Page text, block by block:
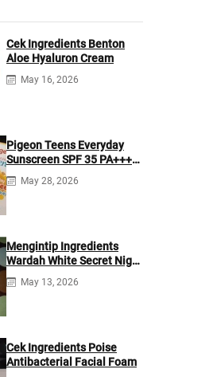
Cek Ingredients Benton
Aloe Hyaluron Cream
May 16, 2026
Pigeon Teens Everyday
Sunscreen SPF 35 PA+++
Ingredients
May 28, 2026
Mengintip Ingredients
Wardah White Secret Night
Cream
May 13, 2026
Cek Ingredients Poise
Antibacterial Facial Foam